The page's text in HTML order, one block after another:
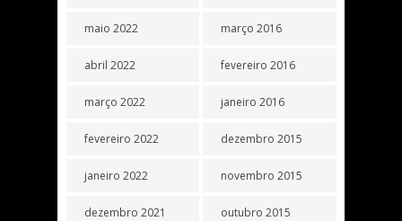
maio 2022
abril 2022
março 2022
fevereiro 2022
janeiro 2022
dezembro 2021
março 2016
fevereiro 2016
janeiro 2016
dezembro 2015
novembro 2015
outubro 2015